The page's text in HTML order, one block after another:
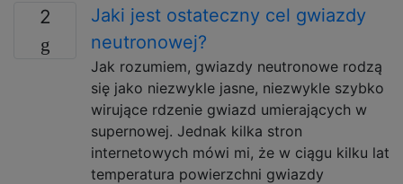
2
Jaki jest ostateczny cel gwiazdy
neutronowej?
Jak rozumiem, gwiazdy neutronowe rodzą
się jako niezwykle jasne, niezwykle szybko
wirujące rdzenie gwiazd umierających w
supernowej. Jednak kilka stron
internetowych mówi mi, że w ciągu kilku lat
temperatura powierzchni gwiazdy